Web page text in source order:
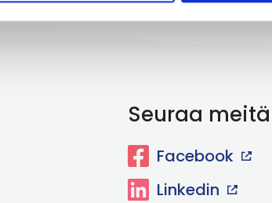
Seuraa meitä
Facebook
Linkedin